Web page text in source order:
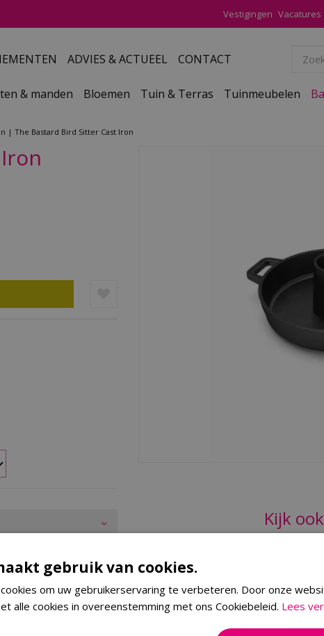
The Bastard Bird Sitter Cast Iron
Vestigingen Vacatures
ADVIES & ACTUEEL CONTACT
& manden Bloemen Tuin & Terras Tuinmeubelen
Met de bird sitter
of kruiden, en leg
maken. The Bastard
Kijk
gebruik van cookies.
om uw gebruikerservaring te verbeteren. Door onze
alle cookies in overeenstemming met ons Cookiebeleid. Lees